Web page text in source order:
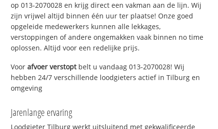
op 013-2070028 en krijg direct een vakman aan de lijn. Wij
zijn vrijwel altijd binnen één uur ter plaatse! Onze goed
opgeleide medewerkers kunnen alle lekkages,
verstoppingen of andere ongemakken vaak binnen no time
oplossen. Altijd voor een redelijke prijs.
Voorafvoer verstoptbelt u vandaag 013-2070028! Wij
hebben 24/7 verschillende loodgieters actief in Tilburg en
omgeving
Jarenlange ervaring
Loodgieter Tilburg werkt uitsluitend met gekwalificeerde